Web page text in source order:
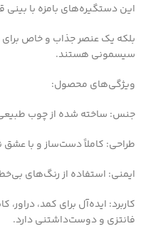
این دستگیره‌های بامزه با بینی
بلکه یک عنصر جذاب و خاص
سیسمونی هستند.
ویژگی‌های محصول:
جنس: ساخته شده از چوب
طراحی: کاملاً دست‌ساز و با
ایمنی: استفاده از رنگ‌های
کاربرد: ایده‌آل برای کمد،
فانتزی و دوست‌داشتنی دارد.